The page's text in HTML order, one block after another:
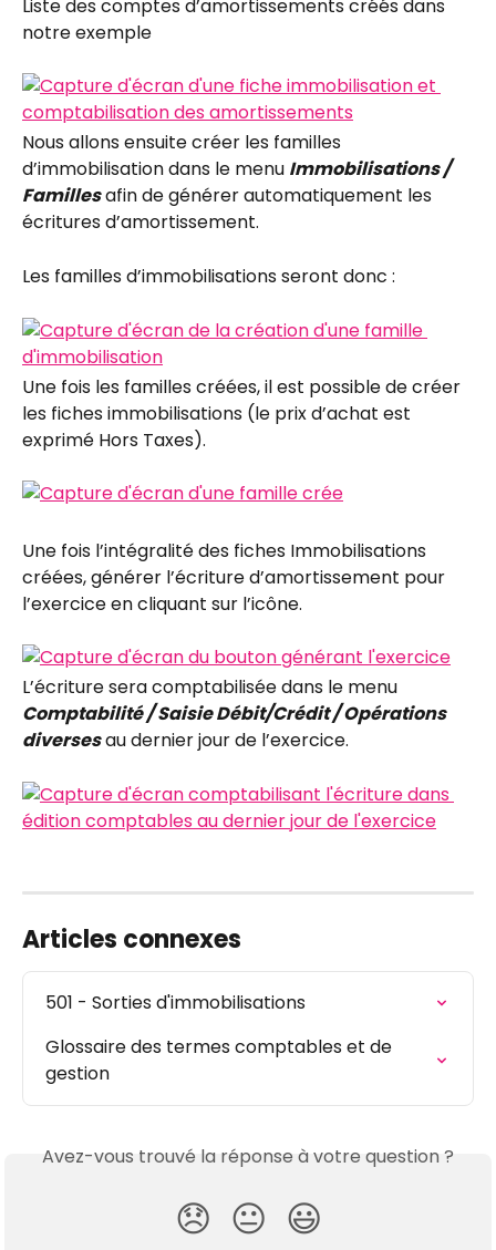
Liste des comptes d’amortissements créés dans
notre exemple
Nous allons ensuite créer les familles
d’immobilisation dans le menu Immobilisations /
Familles afin de générer automatiquement les
écritures d’amortissement.
Les familles d’immobilisations seront donc :
Une fois les familles créées, il est possible de créer
les fiches immobilisations (le prix d’achat est
exprimé Hors Taxes).
Une fois l’intégralité des fiches Immobilisations
créées, générer l’écriture d’amortissement pour
l’exercice en cliquant sur l’icône.
L’écriture sera comptabilisée dans le menu
Comptabilité / Saisie Débit/Crédit / Opérations
diverses au dernier jour de l’exercice.
Articles connexes
501 - Sorties d'immobilisations
Glossaire des termes comptables et de
gestion
Avez-vous trouvé la réponse à votre question ?
😞 😐 😃